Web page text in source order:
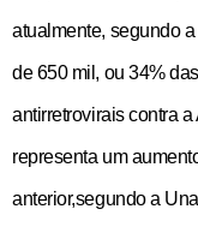
atualmente, segundo
de 650 mil, ou 34%
antirretrovirais contra
representa um
anterior,segundo a